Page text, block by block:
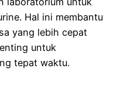
Hal ini membantu
yang lebih cepat
untuk
tepat waktu.